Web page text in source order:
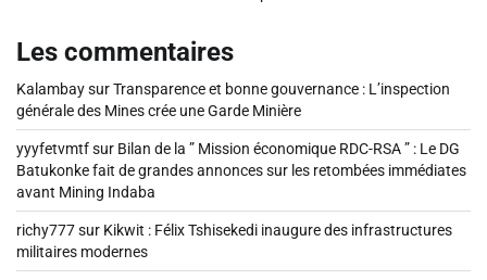
Les commentaires
KalambaysurTransparence et bonne gouvernance : L’inspection
générale des Mines crée une Garde Minière
yyyfetvmtfsur Bilan de la ” Mission économique RDC-RSA ” : Le DG
Batukonke fait de grandes annonces sur les retombées immédiates
avant Mining Indaba
richy777sur Kikwit : Félix Tshisekedi inaugure des infrastructures
militaires modernes